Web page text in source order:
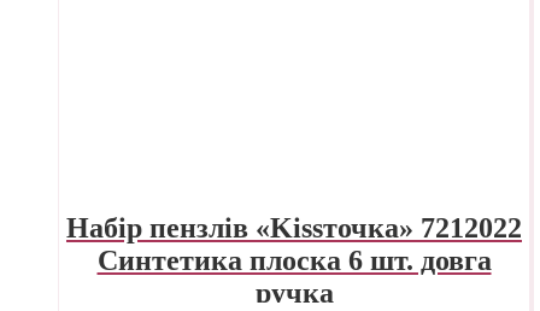
Набір пензлів «Kissточка» 7212022
Синтетика плоска 6 шт. довга
ручка